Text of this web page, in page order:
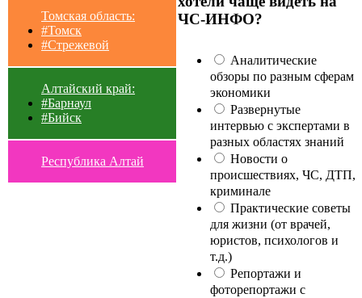
Томская область:
#Томск
#Стрежевой
Алтайский край:
#Барнаул
#Бийск
Республика Алтай
ЧС-ИНФО?
Аналитические
обзоры по разным сферам
экономики
Развернутые
интервью с экспертами в
разных областях знаний
Новости о
происшествиях, ЧС, ДТП,
криминале
Практические советы
для жизни (от врачей,
юристов, психологов и
т.д.)
Репортажи и
фоторепортажи с